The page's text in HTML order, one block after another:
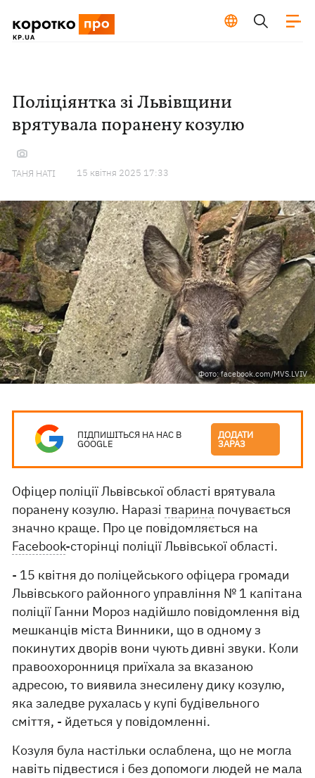
Поліціянтка зі Львівщини
врятувала поранену козулю
ТАНЯ НАТІ 15 квiтня 2025 17:33
Фото: facebook.com/MVS.LVIV
ПІДПИШІТЬСЯ НА НАС В
GOOGLE
ДОДАТИ
ЗАРАЗ
Офіцер поліції Львівської області врятувала
поранену козулю. Наразітварина почувається
значно краще. Про це повідомляється на
Facebook-сторінці поліції Львівської області.
- 15 квітня до поліцейського офіцера громади
Львівського районного управління № 1 капітана
поліції Ганни Мороз надійшло повідомлення від
мешканців міста Винники, що в одному з
покинутих дворів вони чують дивні звуки. Коли
правоохоронниця приїхала за вказаною
адресою, то виявила знесилену дику козулю,
яка заледве рухалась у купі будівельного
сміття, - йдеться у повідомленні.
Козуля була настільки ослаблена, що не могла
навіть підвестися і без допомоги людей не мала